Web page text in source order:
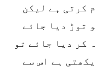
کرتی ہے لیکن
توڑ دیا جائے
کر دیا جائے تو
ہے اس سے